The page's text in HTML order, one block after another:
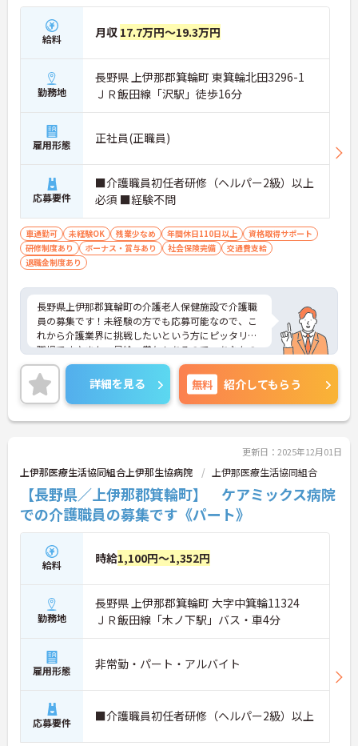
給料 月収 17.7万円～19.3万円
勤務地
長野県 上伊那郡箕輪町 東箕輪北田3296-1
ＪＲ飯田線「沢駅」徒歩16分
雇用形態 正社員(正職員)
応募要件
■介護職員初任者研修（ヘルパー2級）以上
必須 ■経験不問
車通勤可 未経験OK 残業少なめ 年間休日110日以上
資格取得サポート
研修制度あり
ボーナス・賞与あり 社会保険完備
交通費支給
退職金制度あり
長野県上伊那郡箕輪町の介護老人保健施設で介護職
員の募集です！未経験の方でも応募可能なので、こ
れから介護業界に挑戦したいという方にピッタリの
職場です♪また、昇給・賞与もあるので、あなたの
頑張りがしっかり評価されます◎ご興味のある方
は、面接ポイントをお伝えしますので、お気軽にご
連絡ください。
詳細を見る 無料 紹介してもらう
更新日：2025年12月01日
上伊那医療生活協同組合上伊那生協病院 上伊那医療生活協同組合
【長野県／上伊那郡箕輪町】 ケアミックス病院
での介護職員の募集です《パート》
給料 時給1,100円～1,352円
勤務地
長野県 上伊那郡箕輪町 大字中箕輪11324
ＪＲ飯田線「木ノ下駅」バス・車4分
雇用形態 非常勤・パート・アルバイト
応募要件 ■介護職員初任者研修（ヘルパー2級）以上